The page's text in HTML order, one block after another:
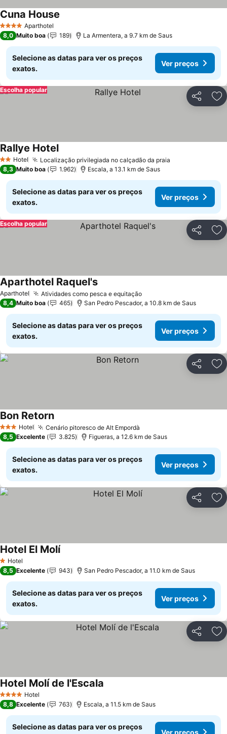
4 EstrelasAparthotel
Cuna House
8,0 Muito boa 189 La Armentera, a 9.7 km de Saus
Selecione as datas para ver os preços
exatos.
Ver preços
Partilhar
Escolha popular
2 Estrelas
Hotel Localização privilegiada no calçadão da praia
Rallye Hotel
8,3 Muito boa 1.962 Escala, a 13.1 km de Saus
Selecione as datas para ver os preços
exatos.
Ver preços
Partilhar
Escolha popular
Aparthotel Atividades como pesca e equitação
Aparthotel Raquel's
8,4 Muito boa 465 San Pedro Pescador, a 10.8 km de Saus
Selecione as datas para ver os preços
exatos.
Ver preços
Partilhar
3 EstrelasHotel Cenário pitoresco de Alt Empordà
Bon Retorn
8,5 Excelente 3.825 Figueras, a 12.6 km de Saus
Selecione as datas para ver os preços
exatos.
Ver preços
Partilhar
1 Estrelas
Hotel
Hotel El Molí
8,5 Excelente 943 San Pedro Pescador, a 11.0 km de Saus
Selecione as datas para ver os preços
exatos.
Ver preços
Partilhar
4 EstrelasHotel
Hotel Molí de l'Escala
8,8 Excelente 763 Escala, a 11.5 km de Saus
Selecione as datas para ver os preços
Ver preços